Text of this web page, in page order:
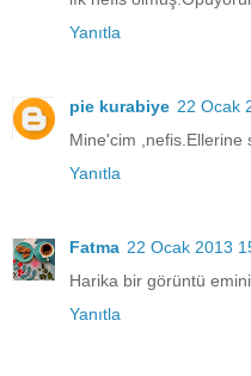
Yanıtla
pie kurabiye 22 Ocak
Mine'cim ,nefis.Ellerine
Yanıtla
Fatma 22 Ocak 2013
Harika bir görüntü
Yanıtla